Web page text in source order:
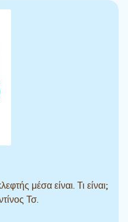
μέσα είναι. Τι είναι;
Τσ.